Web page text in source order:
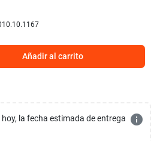
Añadir al carrito
la fecha estimada de entrega info